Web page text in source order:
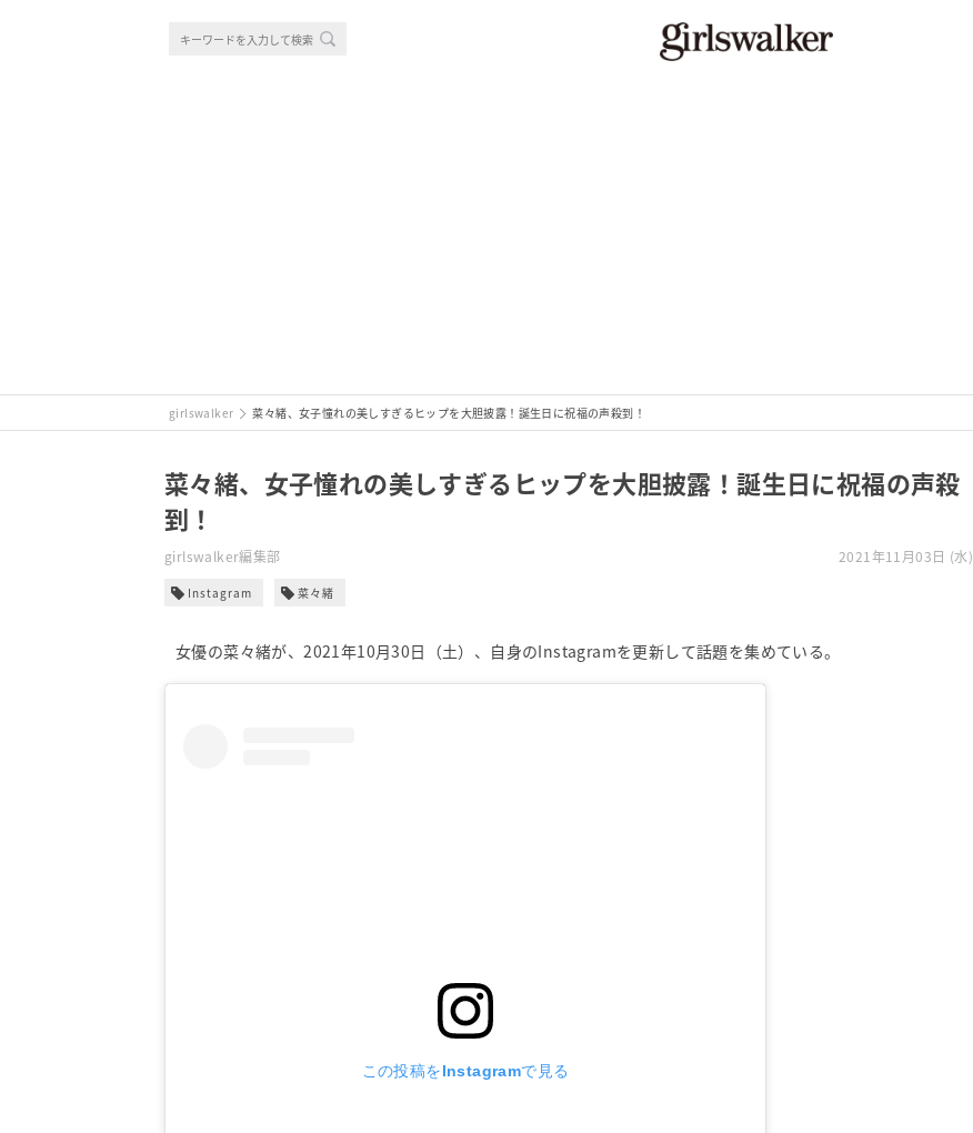
girlswalker 菜々緒、女子憧れの美しすぎるヒップを大胆披露！誕生日に祝福の声殺到！
菜々緒、女子憧れの美しすぎるヒップを大胆披露！誕生日に祝福の声殺
到！
girlswalker編集部 2021年11月03日 (水)
Instagram 菜々緒
女優の菜々緒が、2021年10月30日（土）、自身のInstagramを更新して話題を集めている。
この投稿をInstagramで見る